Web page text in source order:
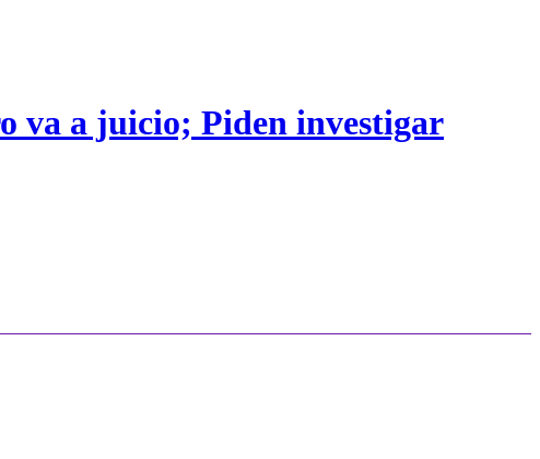
va a juicio; Piden investigar